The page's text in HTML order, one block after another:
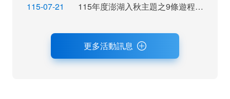
115-07-21 115年度澎湖入秋主題之9條遊程獲選，攜手業者拓展旅遊市場及客源
更多活動訊息